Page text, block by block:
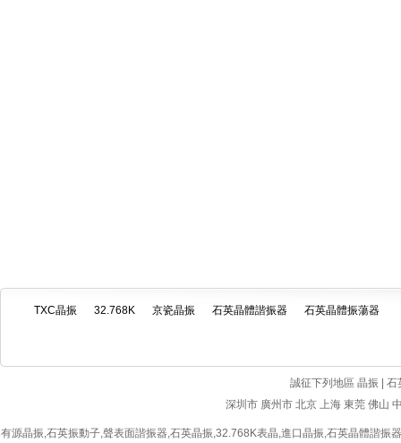
TXC晶振 32.768K 京瓷晶振 石英晶體諧振器 石英晶體振蕩器
誠征下列地區 晶振 |
深圳市 廣州市 北京 上海 東莞 佛山
有源晶振,石英振動子,聲表面諧振器,石英晶振,32.768K表晶,進口晶振,石英晶體諧振器